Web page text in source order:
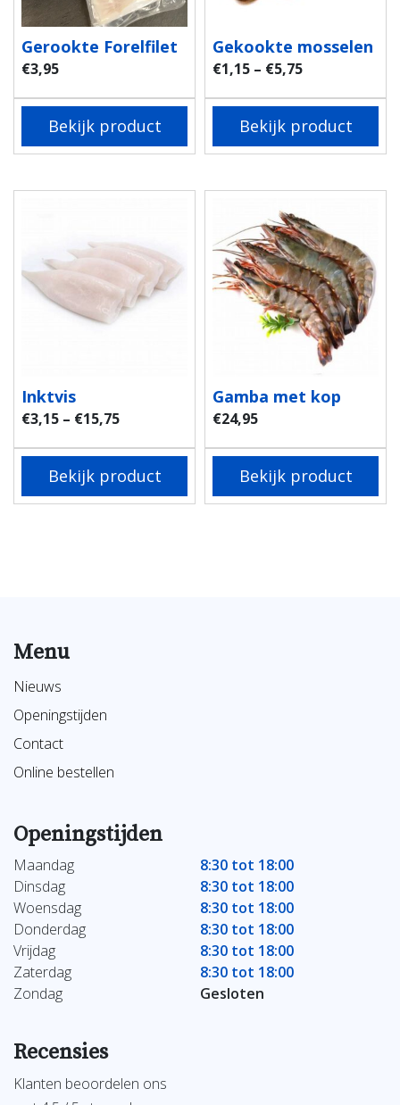
Gerookte Forelfilet
€3,95
Bekijk product
Gekookte mosselen
€1,15 – €5,75
Bekijk product
Inktvis
€3,15 – €15,75
Bekijk product
Gamba met kop
€24,95
Bekijk product
Menu
Nieuws
Openingstijden
Contact
Online bestellen
Openingstijden
Maandag
8:30 tot 18:00
Dinsdag
8:30 tot 18:00
Woensdag
8:30 tot 18:00
Donderdag
8:30 tot 18:00
Vrijdag
8:30 tot 18:00
Zaterdag
8:30 tot 18:00
Zondag
Gesloten
Recensies
Klanten beoordelen ons